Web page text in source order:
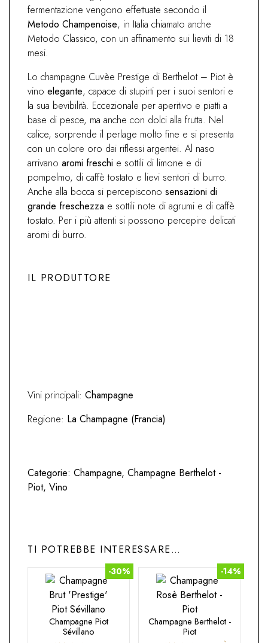
fermentazione vengono effettuate secondo il
Metodo Champenoise, in Italia chiamato anche
Metodo Classico, con un affinamento sui lieviti di 18
mesi.
Lo champagne Cuvèe Prestige di Berthelot – Piot è
vino elegante, capace di stupirti per i suoi sentori e
la sua bevibilità. Eccezionale per aperitivo e piatti a
base di pesce, ma anche con dolci alla frutta. Nel
calice, sorprende il perlage molto fine e si presenta
con un colore oro dai riflessi argentei. Al naso
arrivano aromi freschi e sottili di limone e di
pompelmo, di caffè tostato e lievi sentori di burro.
Anche alla bocca si percepiscono sensazioni di
grande freschezza e sottili note di agrumi e di caffè
tostato. Per i più attenti si possono percepire delicati
aromi di burro.
IL PRODUTTORE
Vini principali: Champagne
Regione: La Champagne (Francia)
Categorie: Champagne, Champagne Berthelot -
Piot, Vino
TI POTREBBE INTERESSARE…
-30%
Champagne Piot
Sévillano
-14%
Champagne Berthelot -
Piot